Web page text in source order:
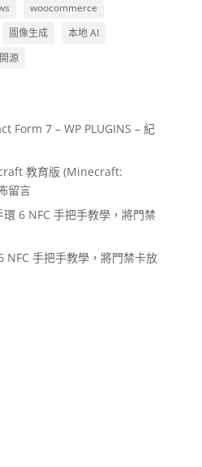
woocommerce
圖像生成
本地 AI
開源
Form 7 – WP PLUGINS – 紀
教育版 (Minecraft:
留言
環 6 NFC 手把手教學，將門禁
NFC 手把手教學，將門禁卡放